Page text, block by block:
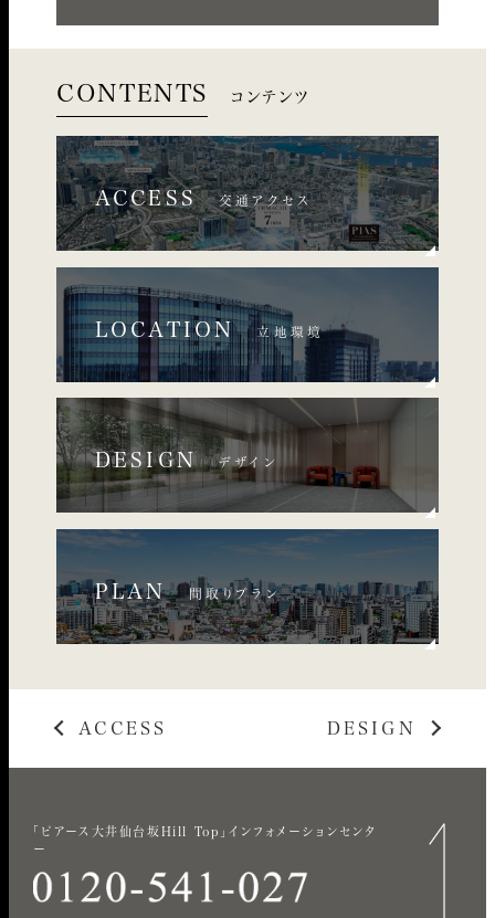
CONTENTS コンテンツ
ACCESS 交通アクセス
LOCATION 立地環境
DESIGN デザイン
PLAN 間取りプラン
ACCESS DESIGN
「ピアース大井仙台坂Hill Top」インフォメーションセンタ
ー